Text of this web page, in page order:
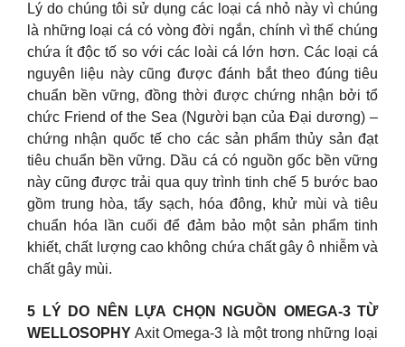
Lý do chúng tôi sử dụng các loại cá nhỏ này vì chúng
là những loại cá có vòng đời ngắn, chính vì thế chúng
chứa ít độc tố so với các loài cá lớn hơn. Các loại cá
nguyên liệu này cũng được đánh bắt theo đúng tiêu
chuẩn bền vững, đồng thời được chứng nhận bởi tổ
chức Friend of the Sea (Người bạn của Đại dương) –
chứng nhận quốc tế cho các sản phẩm thủy sản đạt
tiêu chuẩn bền vững. Dầu cá có nguồn gốc bền vững
này cũng được trải qua quy trình tinh chế 5 bước bao
gồm trung hòa, tẩy sạch, hóa đông, khử mùi và tiêu
chuẩn hóa lần cuối để đảm bảo một sản phẩm tinh
khiết, chất lượng cao không chứa chất gây ô nhiễm và
chất gây mùi.
5 LÝ DO NÊN LỰA CHỌN NGUỒN OMEGA-3 TỪ
WELLOSOPHY Axit Omega-3 là một trong những loại